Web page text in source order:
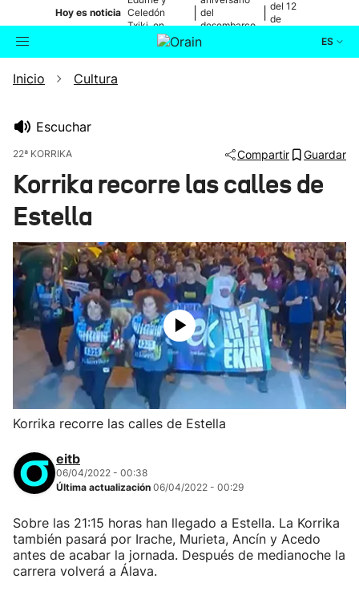
Hoy es noticia Celedón
Txiki, en
directo
del
desembarco
de Elkano
del 12
de
ES
Buscador
Eguraldia
Inicio Cultura
Escuchar
22ª KORRIKA Compartir Guardar
Korrika recorre las calles de
Estella
Korrika recorre las calles de Estella
eitb
06/04/2022 - 00:38
Última actualización 06/04/2022 - 00:29
Sobre las 21:15 horas han llegado a Estella. La Korrika
también pasará por Irache, Murieta, Ancín y Acedo
antes de acabar la jornada. Después de medianoche la
carrera volverá a Álava.